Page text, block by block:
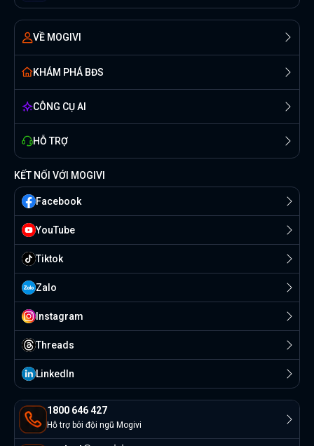
VỀ MOGIVI
KHÁM PHÁ BĐS
CÔNG CỤ AI
HỖ TRỢ
1800 646 427
Hỗ trợ bởi đội ngũ Mogivi
KẾT NỐI VỚI MOGIVI
Facebook
YouTube
Tiktok
Zalo
Instagram
Threads
Linkedln